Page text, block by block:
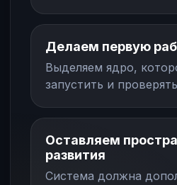
Делаем первую
Выделяем ядро,
запустить и
Оставляем
развития
Система должна